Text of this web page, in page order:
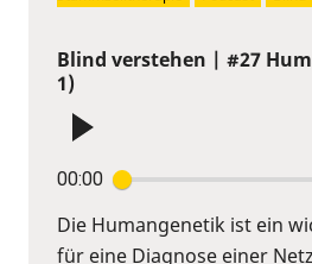
Blind verstehen | #27
1)
00:00
Die Humangenetik ist ein
für eine Diagnose einer